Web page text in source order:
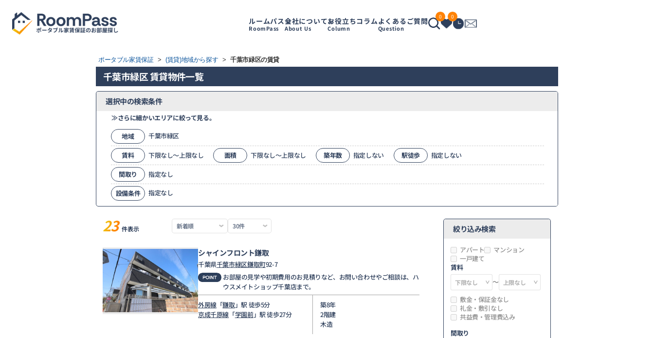
ルームパス
RoomPass
会社について
About Us
お役立ちコラム
Column
よくあるご質問
Question
0 0
ポータブル家賃保証 > (賃貸)地域から探す > 千葉市緑区の賃貸
千葉市緑区 賃貸物件一覧
選択中の検索条件
≫さらに細かいエリアに絞って見る。
地域
千葉市緑区
賃料 下限なし～上限なし 面積 下限なし～上限なし 築年数 指定しない 駅徒歩 指定しない
間取り 指定なし
設備条件 指定なし
23 件表示
シャインフロント鎌取
千葉県千葉市緑区鎌取町92-7
お部屋の見学や初期費用のお見積りなど、お問い合わせやご相談は、ハ
ウスメイトショップ千葉店まで。
外房線「鎌取 」駅 徒歩5分
京成千原線 「学園前」駅 徒歩27分
築8年
2階建
木造
絞り込み検索
アパート
マンション
一戸建て
賃料
～
敷金・保証金なし
礼金・敷引なし
共益費・管理費込み
間取り